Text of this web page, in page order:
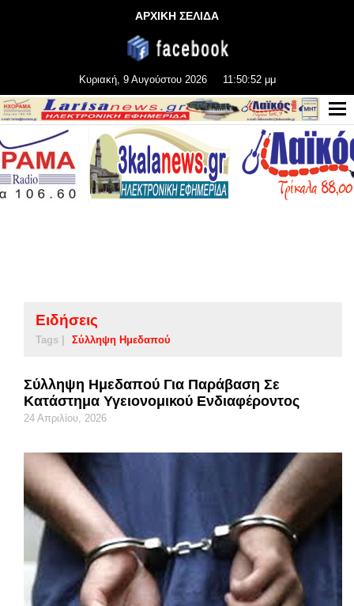
ΑΡΧΙΚΗ ΣΕΛΙΔΑ
Κυριακή, 9 Αυγούστου 2026 11:50:52 μμ
Ειδήσεις
Tags | Σύλληψη Ημεδαπού
Σύλληψη Ημεδαπού Για Παράβαση Σε
Κατάστημα Υγειονομικού Ενδιαφέροντος
24 Απριλίου, 2026